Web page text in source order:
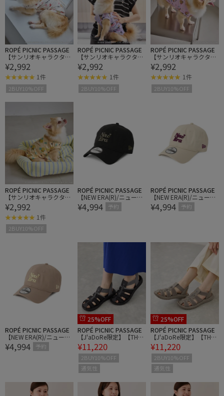
ROPÉ PICNIC PASSAGE
【サンリオキャラクター
ズ×ROPE' PICNIC】【D
OG】日焼けデザイン ひ
んやり冷感ウェア
¥2,992
1件
2BUY10%OFF
ROPÉ PICNIC PASSAGE
【サンリオキャラクター
ズ×ROPE' PICNIC】【D
OG】日焼けデザイン ひ
んやり冷感ウェア
¥2,992
1件
2BUY10%OFF
ROPÉ PICNIC PASSAGE
【サンリオキャラクター
ズ×ROPE' PICNIC】【D
OG】日焼けデザイン ひ
んやり冷感ウェア
¥2,992
1件
2BUY10%OFF
ROPÉ PICNIC PASSAGE
【サンリオキャラクター
ズ×ROPE' PICNIC】【D
OG】日焼けデザイン ひ
んやり冷感ウェア
¥2,992
1件
2BUY10%OFF
ROPÉ PICNIC PASSAGE
【NEW ERA(R)/ニューエ
ラ別注】920CS HEART L
OGO CAP
¥4,994 予約
ROPÉ PICNIC PASSAGE
【NEW ERA(R)/ニューエ
ラ別注】920CS HEART L
OGO CAP
¥4,994 予約
ROPÉ PICNIC PASSAGE
【NEW ERA(R)/ニューエ
ラ別注】920CS HEART L
OGO CAP
¥4,994 予約
25%OFF
ROPÉ PICNIC PASSAGE
【J'aDoRe限定】【THE
NORTH FACE/ザ・ノース
フェイス】STRATUM GLI
DE
¥11,220
2BUY10%OFF
通気性
25%OFF
ROPÉ PICNIC PASSAGE
【J'aDoRe限定】【THE
NORTH FACE/ザ・ノース
フェイス】STRATUM GLI
DE
¥11,220
2BUY10%OFF
通気性